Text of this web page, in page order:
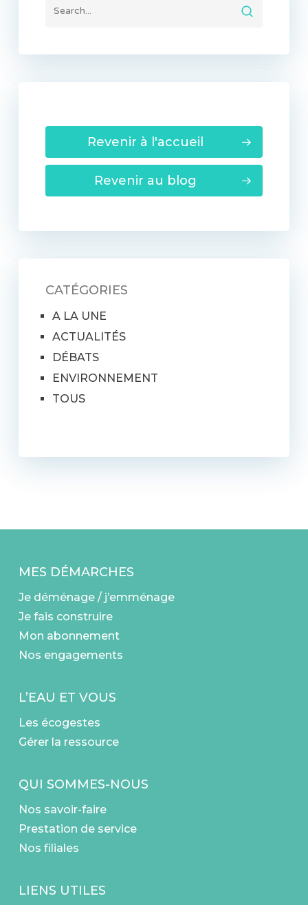
Revenir à l'accueil
Revenir au blog
CATÉGORIES
A LA UNE
ACTUALITÉS
DÉBATS
ENVIRONNEMENT
TOUS
MES DÉMARCHES
Je déménage / j’emménage
Je fais construire
Mon abonnement
Nos engagements
L’EAU ET VOUS
Les écogestes
Gérer la ressource
QUI SOMMES-NOUS
Nos savoir-faire
Prestation de service
Nos filiales
LIENS UTILES